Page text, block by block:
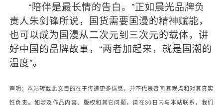
“陪伴是最长情的告白。”正如晨光品牌负
责人朱剑锋所说，国货需要国漫的精神赋能，
也可以成为国漫从二次元到三次元的载体，讲
好中国的品牌故事，“两者加起来，就是国潮的
温度”。
声明：本站转载此文目的在于传递更多信息，并不代表赞同其观点和对其真实
性负责。如涉及作品内容、版权和其它问题，请在30日内与本站联系，我们